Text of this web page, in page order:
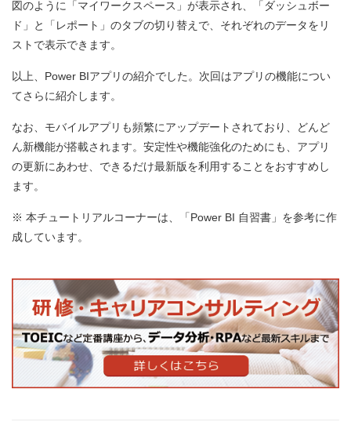
図のように「マイワークスペース」が表示され、「ダッシュボー
ド」と「レポート」のタブの切り替えで、それぞれのデータをリ
ストで表示できます。
以上、Power BIアプリの紹介でした。次回はアプリの機能につい
てさらに紹介します。
なお、モバイルアプリも頻繁にアップデートされており、どんど
ん新機能が搭載されます。安定性や機能強化のためにも、アプリ
の更新にあわせ、できるだけ最新版を利用することをおすすめし
ます。
※ 本チュートリアルコーナーは、「Power BI 自習書」を参考に作
成しています。